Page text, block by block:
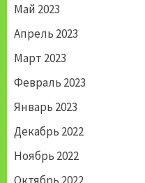
Май 2023
Апрель 2023
Март 2023
Февраль 2023
Январь 2023
Декабрь 2022
Ноябрь 2022
Октябрь 2022